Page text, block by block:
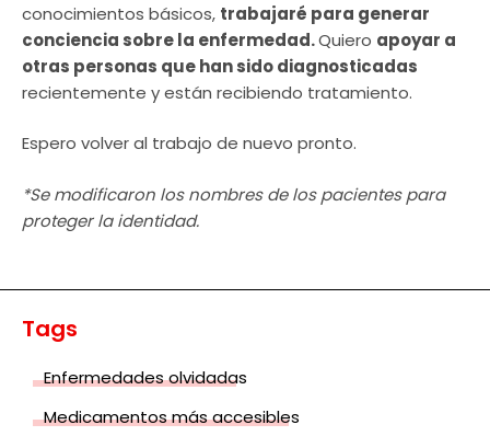
conocimientos básicos, trabajaré para generar
conciencia sobre la enfermedad.Quiero apoyar a
otras personas que han sido diagnosticadas
recientemente y están recibiendo tratamiento.
Espero volver al trabajo de nuevo pronto.
*Se modificaron los nombres de los pacientes para
proteger la identidad.
Tags
Enfermedades olvidadas
Medicamentos más accesibles